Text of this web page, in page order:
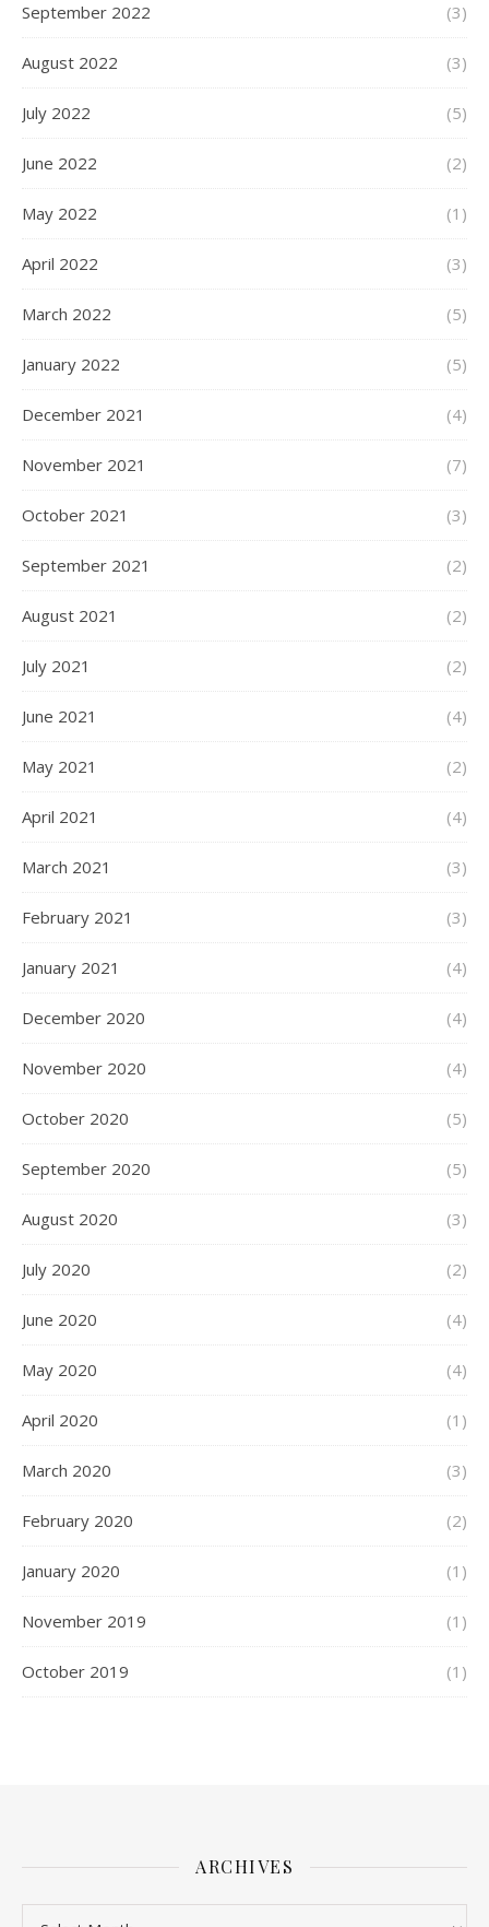
September 2022 (3)
August 2022 (3)
July 2022 (5)
June 2022 (2)
May 2022 (1)
April 2022 (3)
March 2022 (5)
January 2022 (5)
December 2021 (4)
November 2021 (7)
October 2021 (3)
September 2021 (2)
August 2021 (2)
July 2021 (2)
June 2021 (4)
May 2021 (2)
April 2021 (4)
March 2021 (3)
February 2021 (3)
January 2021 (4)
December 2020 (4)
November 2020 (4)
October 2020 (5)
September 2020 (5)
August 2020 (3)
July 2020 (2)
June 2020 (4)
May 2020 (4)
April 2020 (1)
March 2020 (3)
February 2020 (2)
January 2020 (1)
November 2019 (1)
October 2019 (1)
ARCHIVES